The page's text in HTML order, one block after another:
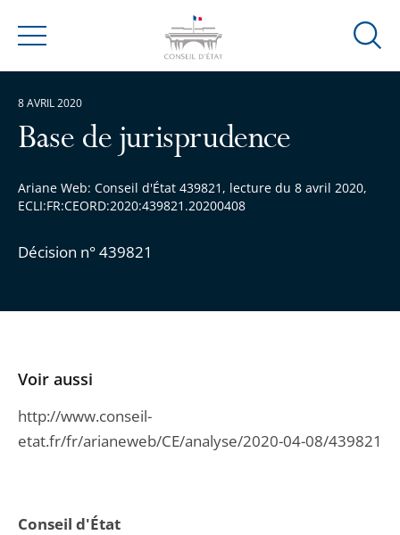
Menu
Ouvrir
Base de jurisprudence
Ariane Web: Conseil d'État 439821, lecture du 8 avril 2020,
ECLI:FR:CEORD:2020:439821.20200408
Décision n° 439821
8 AVRIL 2020
Conseil d'État
Voir aussi
http://www.conseil-
etat.fr/fr/arianeweb/CE/analyse/2020-04-08/439821